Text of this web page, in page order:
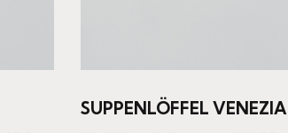
SUPPENLÖFFEL VENEZIA